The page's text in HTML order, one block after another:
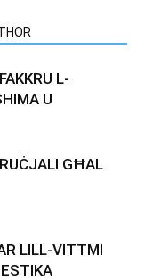
L-
U
GĦAL
LILL-VITTMI